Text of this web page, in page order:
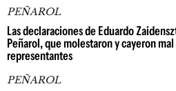
PEÑAROL
Las declaraciones de Eduardo
Peñarol, que molestaron y cayeron mal
representantes
PEÑAROL